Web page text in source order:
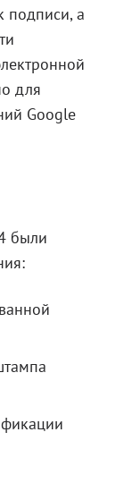
подписи, а
для
Google
были